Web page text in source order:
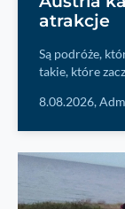
atrakcje
Są podróże,
takie, które
8.08.2026,